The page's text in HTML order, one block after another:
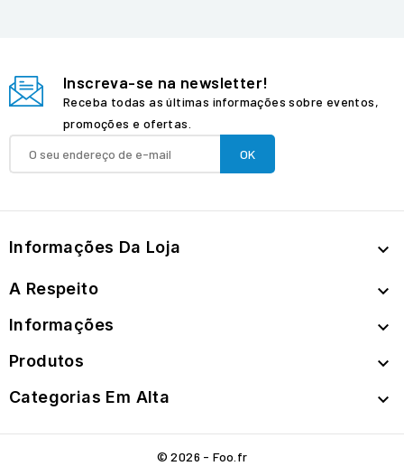
Inscreva-se na newsletter!
Receba todas as últimas informações sobre eventos,
promoções e ofertas.
Informações Da Loja 
A Respeito 
Informações 
Produtos 
Categorias Em Alta 
© 2026 - Foo.fr